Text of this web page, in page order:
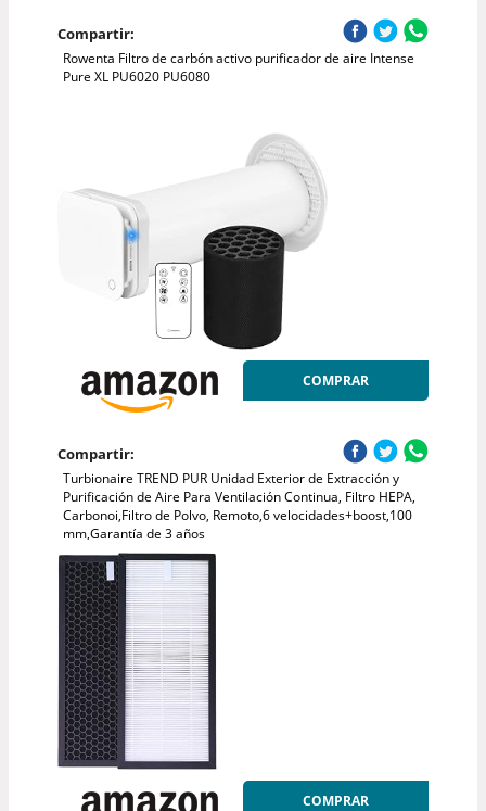
Compartir:
Rowenta Filtro de carbón activo purificador de aire Intense
Pure XL PU6020 PU6080
COMPRAR
Compartir:
Turbionaire TREND PUR Unidad Exterior de Extracción y
Purificación de Aire Para Ventilación Continua, Filtro HEPA,
Carbonoi,Filtro de Polvo, Remoto,6 velocidades+boost,100
mm,Garantía de 3 años
COMPRAR